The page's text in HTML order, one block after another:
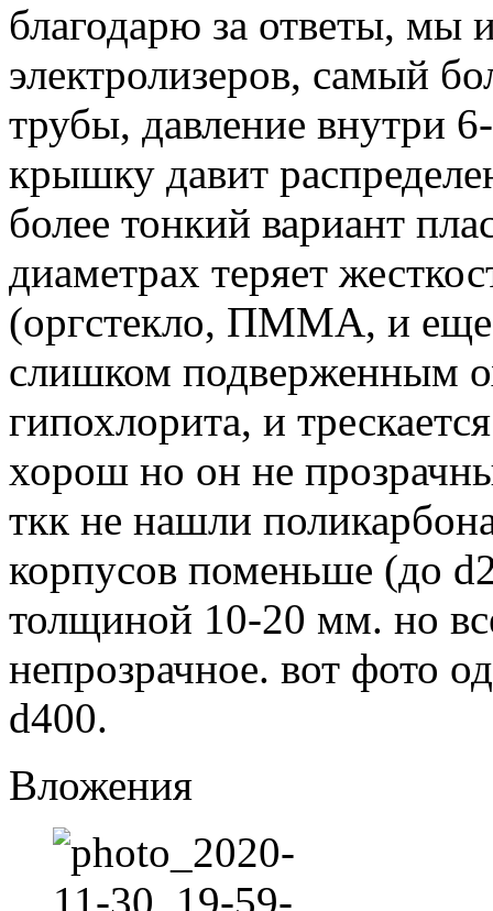
благодарю за ответы, мы
электролизеров, самый
трубы, давление внутри
крышку давит
более тонкий вариант
диаметрах теряет
(оргстекло, ПММА, и еще
слишком подверженным
гипохлорита, и
хорош но он не
ткк не нашли
корпусов поменьше (до
толщиной 10-20 мм. но
непрозрачное. вот фото
d400.
Вложения